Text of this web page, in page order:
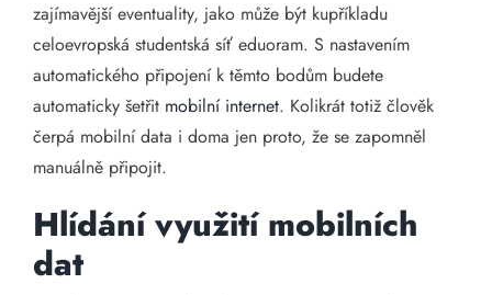
zajímavější eventuality, jako může být kupříkladu
celoevropská studentská síť eduoram. S nastavením
automatického připojení k těmto bodům budete
automaticky šetřit mobilní internet. Kolikrát totiž člověk
čerpá mobilní data i doma jen proto, že se zapomněl
manuálně připojit.
Hlídání využití mobilních
dat